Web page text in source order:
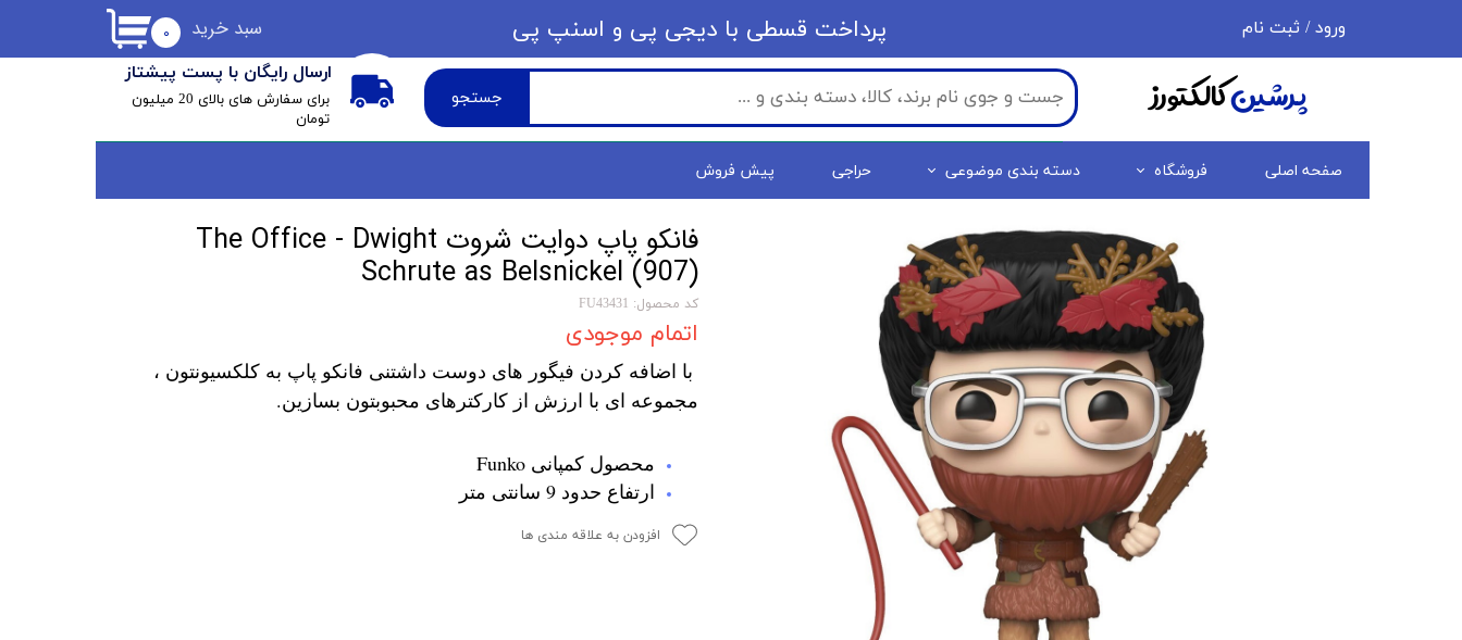
جستجو
ارسال رایگان با پست پیشتاز
​برای سفارش های بالای 20 میلیون
تومان
۰ سبد خرید ورود / ثبت نام
حساب کاربری من
تغییر گذر واژه
سفارشات
خروج از حساب کاربری
​​پرداخت قسطی با دیجی پی ​​​​​​​و اسنپ پی
صفحه اصلی فروشگاه دسته بندی موضوعی حراجی پیش فروش
پرشینکالکتورز
فانکو پاپ دوایت شروت The Office - Dwight
Schrute as Belsnickel (907)
کد محصول: FU43431
اتمام موجودی
با اضافه کردن فیگور های دوست داشتنی فانکو پاپ به کلکسیونتون ،
مجموعه ای با ارزش از کارکترهای محبوبتون بسازین.
محصول کمپانی Funko
ارتفاع حدود 9 سانتی متر
افزودن به علاقه مندی ها